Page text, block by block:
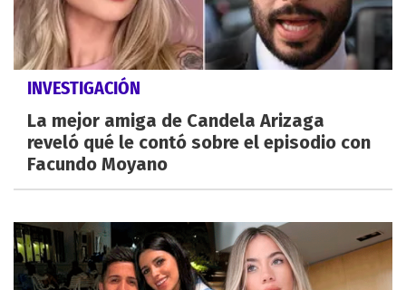
INVESTIGACIÓN
La mejor amiga de Candela Arizaga
reveló qué le contó sobre el episodio con
Facundo Moyano